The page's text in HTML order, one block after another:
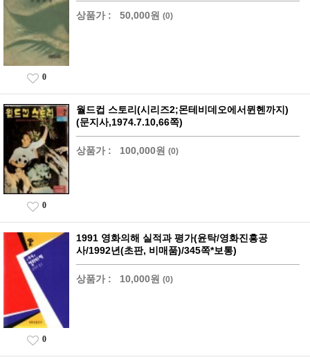
상품가 : 50,000원 (0)
0
월드컵 스토리(시리즈2;몬테비데오에서뮌헨까지)
(문지사,1974.7.10,66쪽)
상품가 : 100,000원 (0)
0
1991 영화의해 실적과 평가(윤탁/영화진흥공
사/1992년(초판, 비매품)/345쪽*보통)
상품가 : 10,000원 (0)
0